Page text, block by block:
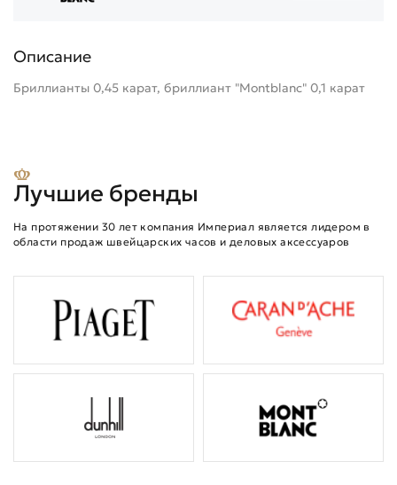
Описание
Бриллианты 0,45 карат, бриллиант "Montblanc" 0,1 карат
Лучшие бренды
На протяжении 30 лет компания Империал является лидером в
области продаж швейцарских часов и деловых аксессуаров